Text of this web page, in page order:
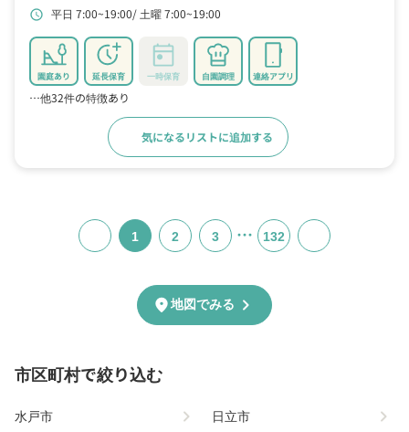
schedule 平日 7:00~19:00 土曜 7:00~19:00
園庭あり 延長保育 一時保育 自園調理 連絡アプリ
…他32件の特徴あり
気になるリストに追加する
1 2 3 … 132
location_on地図でみる chevron_right
市区町村で絞り込む
水戸市 chevron_right 日立市 chevron_right